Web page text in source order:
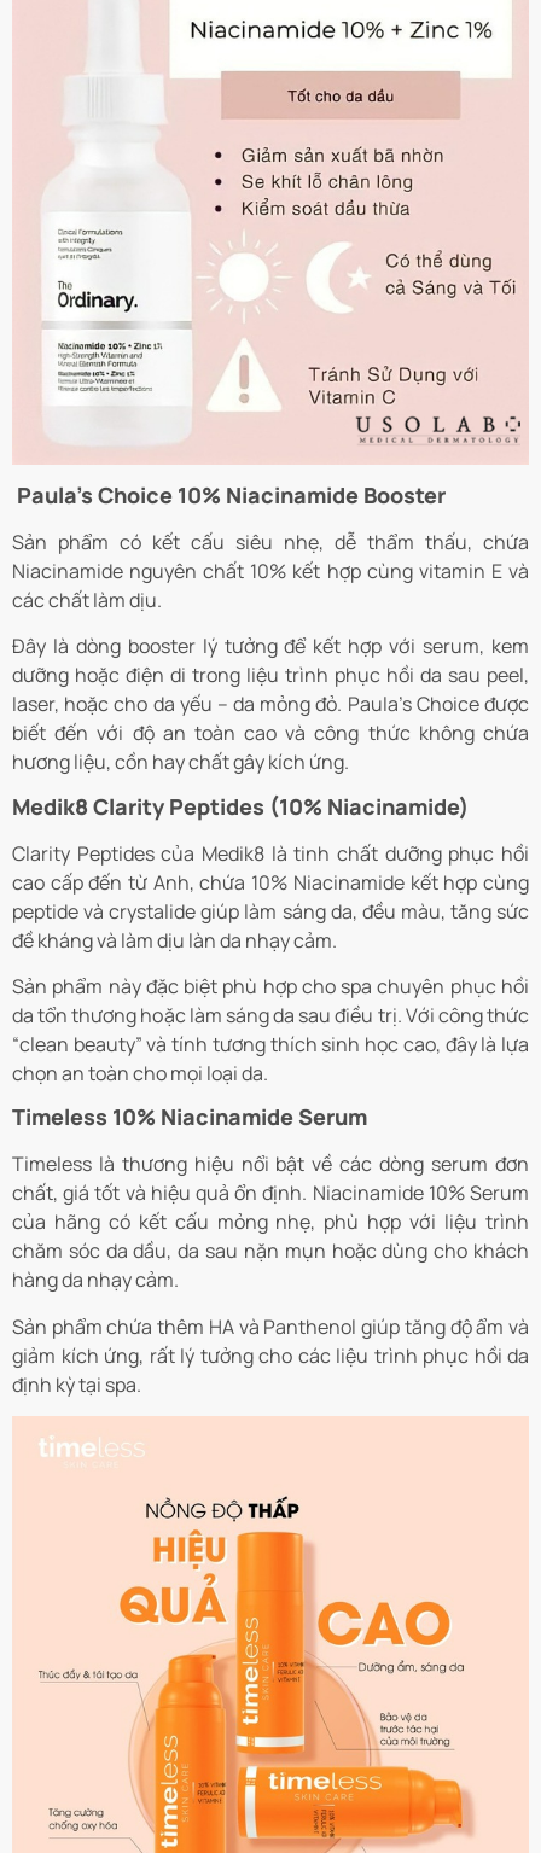
Paula’s Choice 10% Niacinamide Booster
Sản phẩm có kết cấu siêu nhẹ, dễ thẩm thấu, chứa
Niacinamide nguyên chất 10% kết hợp cùng vitamin E và
các chất làm dịu.
Đây là dòng booster lý tưởng để kết hợp với serum, kem
dưỡng hoặc điện di trong liệu trình phục hồi da sau peel,
laser, hoặc cho da yếu – da mỏng đỏ. Paula’s Choice được
biết đến với độ an toàn cao và công thức không chứa
hương liệu, cồn hay chất gây kích ứng.
Medik8 Clarity Peptides (10% Niacinamide)
Clarity Peptides của Medik8 là tinh chất dưỡng phục hồi
cao cấp đến từ Anh, chứa 10% Niacinamide kết hợp cùng
peptide và crystalide giúp làm sáng da, đều màu, tăng sức
đề kháng và làm dịu làn da nhạy cảm.
Sản phẩm này đặc biệt phù hợp cho spa chuyên phục hồi
da tổn thương hoặc làm sáng da sau điều trị. Với công thức
“clean beauty” và tính tương thích sinh học cao, đây là lựa
chọn an toàn cho mọi loại da.
Timeless 10% Niacinamide Serum
Timeless là thương hiệu nổi bật về các dòng serum đơn
chất, giá tốt và hiệu quả ổn định. Niacinamide 10% Serum
của hãng có kết cấu mỏng nhẹ, phù hợp với liệu trình
chăm sóc da dầu, da sau nặn mụn hoặc dùng cho khách
hàng da nhạy cảm.
Sản phẩm chứa thêm HA và Panthenol giúp tăng độ ẩm và
giảm kích ứng, rất lý tưởng cho các liệu trình phục hồi da
định kỳ tại spa.